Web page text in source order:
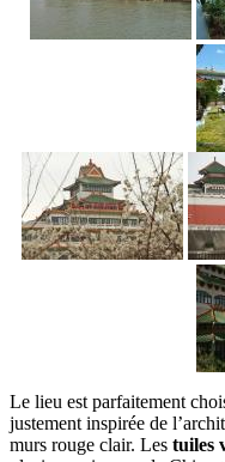
Le lieu est parfaitement
justement inspirée de
murs rouge clair. Les tuiles